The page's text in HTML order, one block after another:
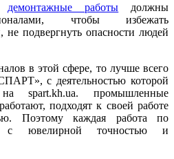
демонтажные работы должны
чтобы избежать
не подвергнуть опасности людей
в этой сфере, то лучше всего
с деятельностью которой
spart.kh.ua. промышленные
подходят к своей работе
Поэтому каждая работа по
с ювелирной точностью и